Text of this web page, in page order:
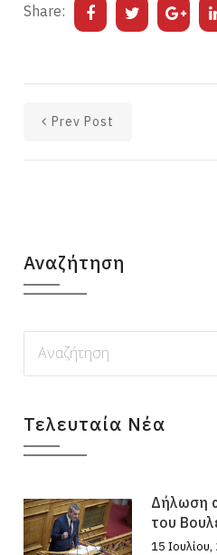
Share:
Prev Post
Αναζήτηση
Τελευταία Νέα
Δήλωση
του
15